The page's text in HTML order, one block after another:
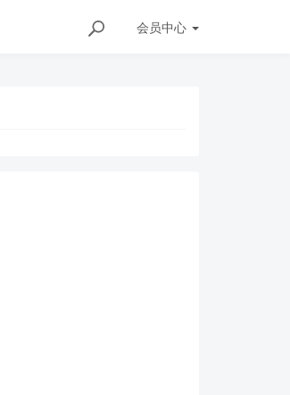
会员中心